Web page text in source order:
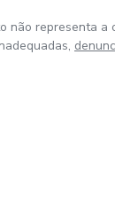
não representa a